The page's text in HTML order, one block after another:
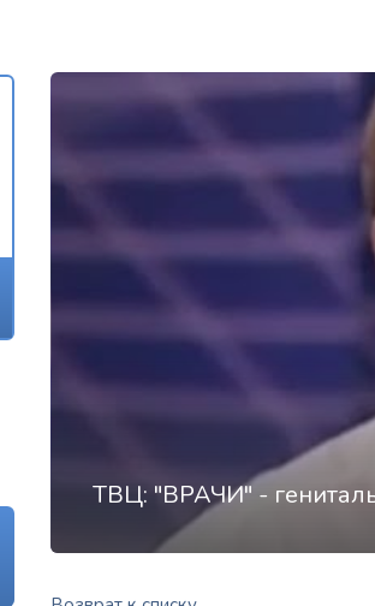
«Честь и Слава Великой
ТВЦ: "ВРАЧИ" -